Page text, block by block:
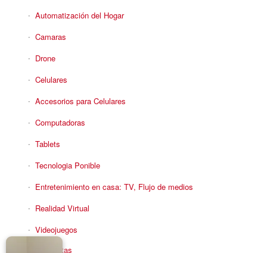
Automatización del Hogar
Camaras
Drone
Celulares
Accesorios para Celulares
Computadoras
Tablets
Tecnologia Ponible
Entretenimiento en casa: TV, Flujo de medios
Realidad Virtual
Videojuegos
Reciba Ofertas